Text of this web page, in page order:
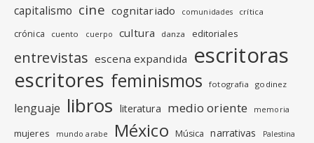
capitalismo cine cognitariado comunidades crítica
crónica cuento cuerpo cultura danza editoriales
entrevistas escena expandida escritoras
escritores feminismos fotografia godinez
lenguaje libros literatura medio oriente memoria
mujeres mundo arabe México Música narrativas Palestina